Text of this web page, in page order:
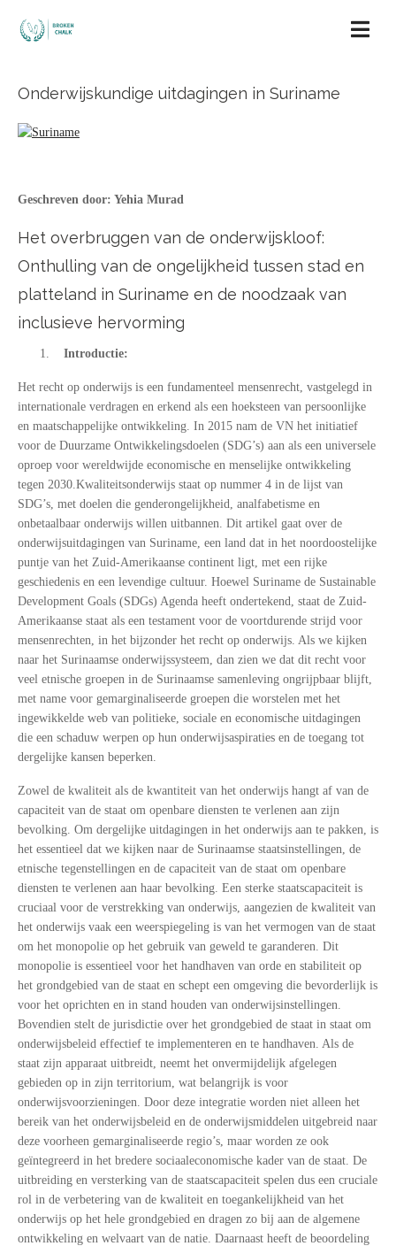
Onderwijskundige uitdagingen in Suriname
Geschreven door: Yehia Murad
Het overbruggen van de onderwijskloof:
Onthulling van de ongelijkheid tussen stad en
platteland in Suriname en de noodzaak van
inclusieve hervorming
Introductie:
Het recht op onderwijs is een fundamenteel mensenrecht, vastgelegd in
internationale verdragen en erkend als een hoeksteen van persoonlijke
en maatschappelijke ontwikkeling. In 2015 nam de VN het initiatief
voor de Duurzame Ontwikkelingsdoelen (SDG’s) aan als een universele
oproep voor wereldwijde economische en menselijke ontwikkeling
tegen 2030.Kwaliteitsonderwijs staat op nummer 4 in de lijst van
SDG’s, met doelen die genderongelijkheid, analfabetisme en
onbetaalbaar onderwijs willen uitbannen. Dit artikel gaat over de
onderwijsuitdagingen van Suriname, een land dat in het noordoostelijke
puntje van het Zuid-Amerikaanse continent ligt, met een rijke
geschiedenis en een levendige cultuur. Hoewel Suriname de Sustainable
Development Goals (SDGs) Agenda heeft ondertekend, staat de Zuid-
Amerikaanse staat als een testament voor de voortdurende strijd voor
mensenrechten, in het bijzonder het recht op onderwijs. Als we kijken
naar het Surinaamse onderwijssysteem, dan zien we dat dit recht voor
veel etnische groepen in de Surinaamse samenleving ongrijpbaar blijft,
met name voor gemarginaliseerde groepen die worstelen met het
ingewikkelde web van politieke, sociale en economische uitdagingen
die een schaduw werpen op hun onderwijsaspiraties en de toegang tot
dergelijke kansen beperken.
Zowel de kwaliteit als de kwantiteit van het onderwijs hangt af van de
capaciteit van de staat om openbare diensten te verlenen aan zijn
bevolking. Om dergelijke uitdagingen in het onderwijs aan te pakken, is
het essentieel dat we kijken naar de Surinaamse staatsinstellingen, de
etnische tegenstellingen en de capaciteit van de staat om openbare
diensten te verlenen aan haar bevolking. Een sterke staatscapaciteit is
cruciaal voor de verstrekking van onderwijs, aangezien de kwaliteit van
het onderwijs vaak een weerspiegeling is van het vermogen van de staat
om het monopolie op het gebruik van geweld te garanderen. Dit
monopolie is essentieel voor het handhaven van orde en stabiliteit op
het grondgebied van de staat en schept een omgeving die bevorderlijk is
voor het oprichten en in stand houden van onderwijsinstellingen.
Bovendien stelt de jurisdictie over het grondgebied de staat in staat om
onderwijsbeleid effectief te implementeren en te handhaven. Als de
staat zijn apparaat uitbreidt, neemt het onvermijdelijk afgelegen
gebieden op in zijn territorium, wat belangrijk is voor
onderwijsvoorzieningen. Door deze integratie worden niet alleen het
bereik van het onderwijsbeleid en de onderwijsmiddelen uitgebreid naar
deze voorheen gemarginaliseerde regio’s, maar worden ze ook
geïntegreerd in het bredere sociaaleconomische kader van de staat. De
uitbreiding en versterking van de staatscapaciteit spelen dus een cruciale
rol in de verbetering van de kwaliteit en toegankelijkheid van het
onderwijs op het hele grondgebied en dragen zo bij aan de algemene
ontwikkeling en welvaart van de natie. Daarnaast heeft de beoordeling